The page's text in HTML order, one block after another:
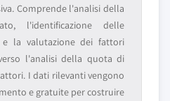
Comprende l'analisi della
l'identificazione delle
la valutazione dei fattori
l'analisi della quota di
I dati rilevanti vengono
e gratuite per costruire